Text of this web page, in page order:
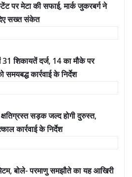
मेटा की सफाई, मार्क जुकरबर्ग ने
सख्त संकेत
शिकायतें दर्ज, 14 का मौके पर
समयबद्ध कार्रवाई के निर्देश
सड़क जल्द होगी दुरुस्त,
कार्रवाई के निर्देश
बोले- परमाणु समझौते का यह आखिरी